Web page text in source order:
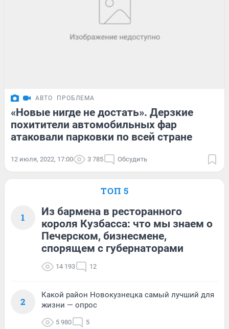
АВТО ПРОБЛЕМА
«Новые нигде не достать». Дерзкие
похитители автомобильных фар
атаковали парковки по всей стране
12 июля, 2022, 17:00 3 785 Обсудить
ТОП 5
1
Из бармена в ресторанного
короля Кузбасса: что мы знаем о
Печерском, бизнесмене,
спорящем с губернаторами
14 193 12
2
Какой район Новокузнецка самый лучший для
жизни — опрос
5 980 5